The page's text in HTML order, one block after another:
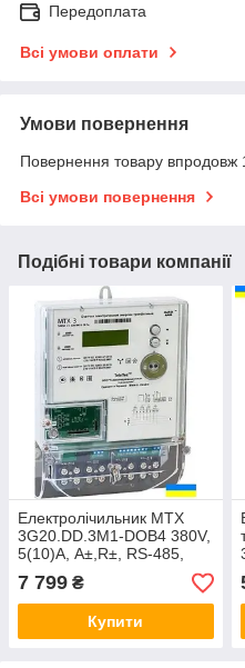
Передоплата
Всі умови оплати
Умови повернення
Повернення товару впродовж
Всі умови повернення
Подібні товари компанії
Електролічильник MTX
3G20.DD.3M1-DOB4 380V,
5(10)А, A±,R±, RS-485,
реле позашневий.
7 799 ₴
Купити